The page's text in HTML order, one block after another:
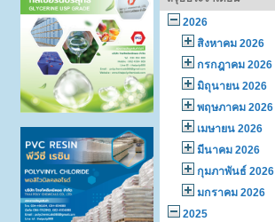
2026
สิงหาคม 2026
กรกฎาคม 2026
มิถุนายน 2026
พฤษภาคม 2026
เมษายน 2026
มีนาคม 2026
กุมภาพันธ์ 2026
มกราคม 2026
2025